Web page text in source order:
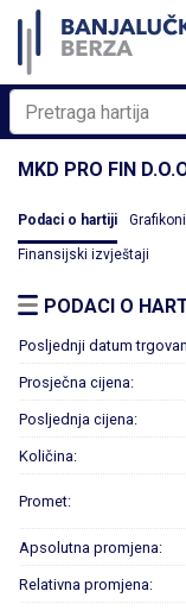
MKD PRO FIN
Podaci o hartiji Grafikoni
Finansijski izvještaji
PODACI O
Posljednji datum
Prosječna cijena:
Posljednja cijena:
Količina:
Promet:
Apsolutna promjena:
Relativna promjena: